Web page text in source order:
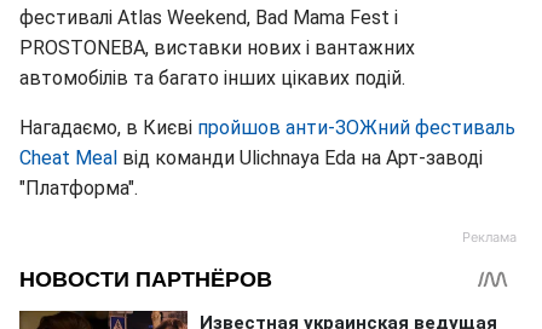
фестивалі Atlas Weekend, Bad Mama Fest і
PROSTONEBA, виставки нових і вантажних
автомобілів та багато інших цікавих подій.
Нагадаємо, в Києві пройшов анти-ЗОЖний фестиваль
Cheat Meal від команди Ulichnaya Eda на Арт-заводі
"Платформа".